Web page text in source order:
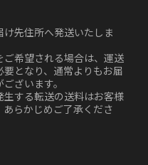
先住所へ発送いたしま
希望される場合は、運送
となり、通常よりもお届
ざいます。
する転送の送料はお客様
らかじめご了承くださ